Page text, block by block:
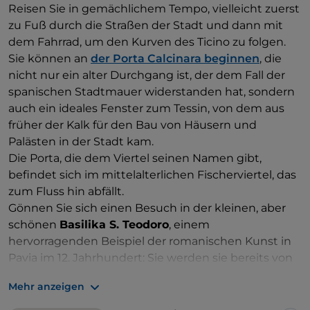
Reisen Sie in gemächlichem Tempo, vielleicht zuerst
zu Fuß durch die Straßen der Stadt und dann mit
dem Fahrrad, um den Kurven des Ticino zu folgen.
Sie können an der Porta Calcinara beginnen, die
nicht nur ein alter Durchgang ist, der dem Fall der
spanischen Stadtmauer widerstanden hat, sondern
auch ein ideales Fenster zum Tessin, von dem aus
früher der Kalk für den Bau von Häusern und
Palästen in der Stadt kam.
Die Porta, die dem Viertel seinen Namen gibt,
befindet sich im mittelalterlichen Fischerviertel, das
zum Fluss hin abfällt.
Gönnen Sie sich einen Besuch in der kleinen, aber
schönen Basilika S. Teodoro, einem
hervorragenden Beispiel der romanischen Kunst in
Pavia im 12. Jahrhundert: Sie werden sie bereits von
den blinden, aufsteigenden Loggien erkennen.
Mehr anzeigen